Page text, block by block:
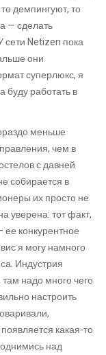
демпингуют, то
— сделать
Netizen пока
они
суперлюкс, я
работать в
меньше
чем в
с давней
собирается в
их просто не
уверена: тот факт,
конкурентное
я могу намного
Индустрия
надо много чего
настроить
какая-то
над